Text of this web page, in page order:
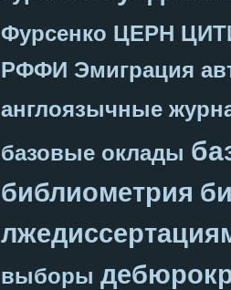
Фурсенко ЦЕРН
РФФИ Эмиграция
англоязычные
базовые оклады
библиометрия
выборы